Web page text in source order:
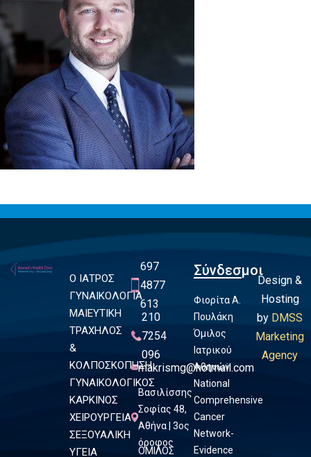
Ο ΙΑΤΡΟΣ
ΓΥΝΑΙΚΟΛΟΓΙΑ
ΜΑΙΕΥΤΙΚΗ
ΤΡΑΧΗΛΟΣ
&
ΚΟΛΠΟΣΚΟΠΗΣΗ
ΓΥΝΑΙΚΟΛΟΓΙΚΟΣ
ΚΑΡΚΙΝΟΣ
ΧΕΙΡΟΥΡΓΕΙΑ
ΣΕΞΟΥΑΛΙΚΗ
ΥΓΕΙΑ
697
4877
613
210
7254
096
makrismg@hotmail.com
Βασιλίσσης
Σοφίας 48,
Αθήνα | 3ος
όροφος
ΟΜΙΛΟΣ
Σύνδεσμοι
Φιορίτα Α.
Πουλάκη
Όμιλος
Ιατρικού
Αθηνών
National
Comprehensive
Cancer
Network-
Evidence
Design &
Hosting
by DMSS
Marketing
Agency